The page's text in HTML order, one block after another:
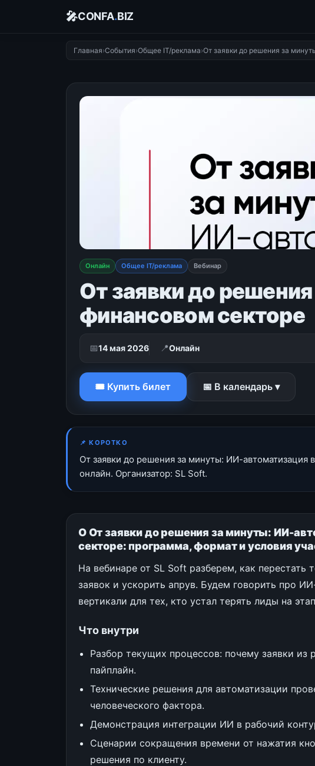
🎤CONFA.BIZ
Главная›События›Общее IT/реклама›От заявки до решения за
Онлайн Общее IT/реклама Вебинар
От заявки до
финансовом секторе
📅14 мая 2026 📍Онлайн
🎟 Купить билет 📅 В календарь ▾
📌 КОРОТКО
От заявки до решения за минуты: ИИ-
онлайн. Организатор: SL Soft.
О От заявки до решения за минуты: ИИ-
секторе: программа, формат и условия
На вебинаре от SL Soft разберем, как перестать
заявок и ускорить апрув. Будем говорить про
вертикали для тех, кто устал терять лиды на
Что внутри
Разбор текущих процессов: почему заявки из
пайплайн.
Технические решения для автоматизации
человеческого фактора.
Демонстрация интеграции ИИ в рабочий
Сценарии сокращения времени от нажатия
решения по клиенту.